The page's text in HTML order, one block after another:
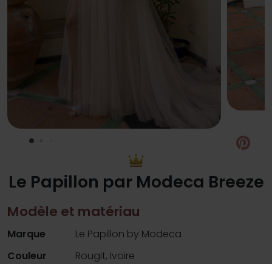
Le Papillon par Modeca Breeze
Modèle et matériau
Marque
Le Papillon by Modeca
Couleur
Rougit, Ivoire